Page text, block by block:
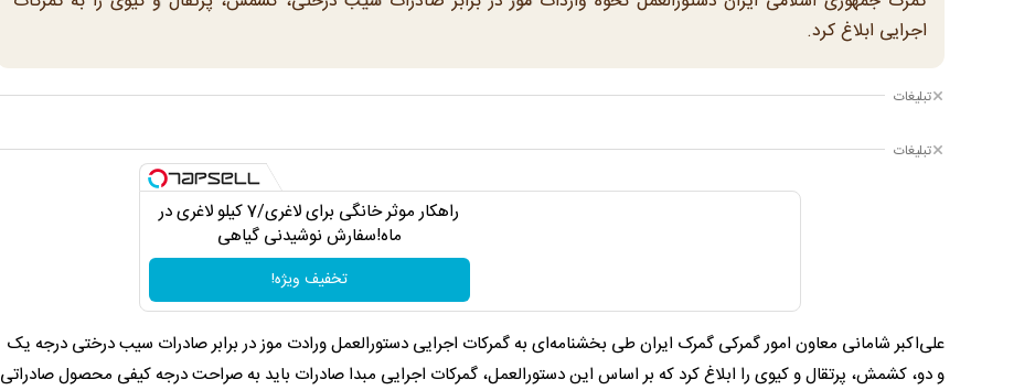
اجرایی ابلاغ کرد.
تبلیغات
تبلیغات
راهکار موثر خانگی برای لاغری/7 کیلو لاغری در
ماه!سفارش نوشیدنی گیاهی
تخفیف ویژه!
علی‌اکبر شامانی معاون امور گمرکی گمرک ایران طی بخشنامه‌ای به گمرکات اجرایی دستورالعمل ورادت موز در برابر صادرات سیب درختی درجه یک
و دو، کشمش، پرتقال و کیوی را ابلاغ کرد که بر اساس این دستورالعمل، گمرکات اجرایی مبدا صادرات باید به صراحت درجه کیفی محصول صادراتی